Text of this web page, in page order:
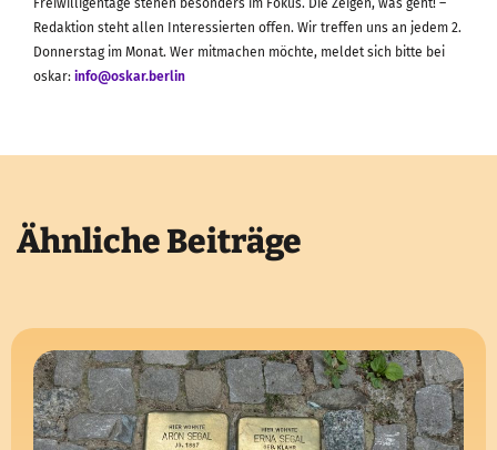
Freiwilligentage stehen besonders im Fokus. Die Zeigen, was geht! –
Redaktion steht allen Interessierten offen. Wir treffen uns an jedem 2.
Donnerstag im Monat. Wer mitmachen möchte, meldet sich bitte bei
oskar: info@oskar.berlin
Ähnliche Beiträge